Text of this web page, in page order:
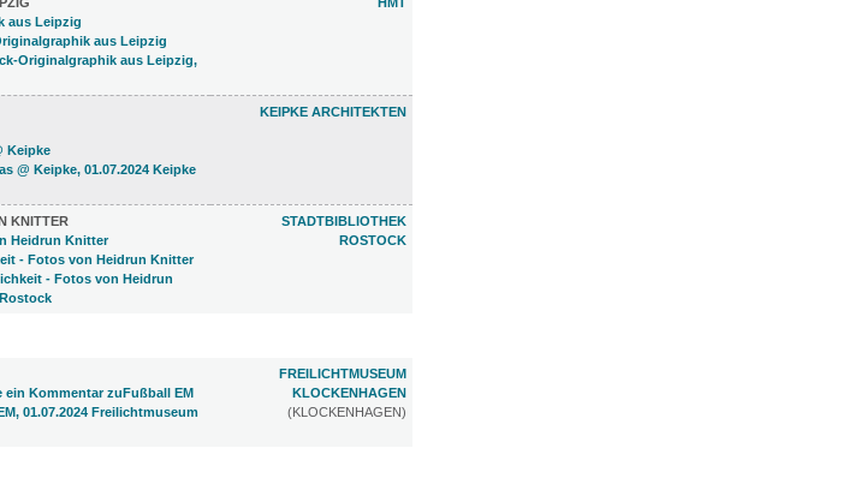
KEIPKE ARCHITEKTEN
KNITTER
STADTBIBLIOTHEK
ROSTOCK
FREILICHTMUSEUM
KLOCKENHAGEN
(KLOCKENHAGEN)